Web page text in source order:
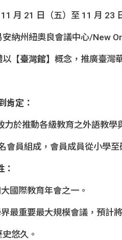
月 21 日（五）至 11 月 23
納州紐奧良會議中心/New
以 【臺灣館】 概念，推廣臺灣
肯定：
力於推動各級教育之外語教學
會員組成，會員成員從小學
：
國際教育年會之一。
最重要最大規模會議，預計
悠久。